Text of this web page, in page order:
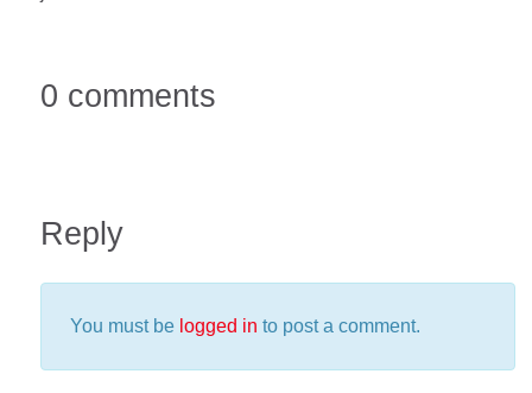
0 comments
Reply
You must be logged in to post a comment.